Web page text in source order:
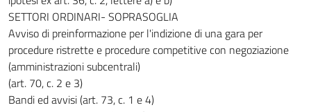
SETTORI ORDINARI- SOPRASOGLIA
Avviso di preinformazione per l'indizione di una gara per
procedure ristrette e procedure competitive con negoziazione
(amministrazioni subcentrali)
(art. 70, c. 2 e 3)
Bandi ed avvisi (art. 73, c. 1 e 4)